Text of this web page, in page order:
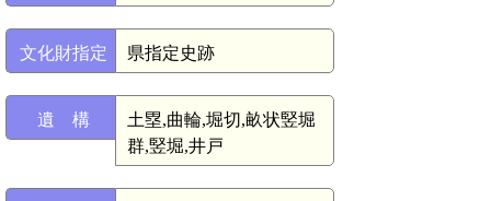
文化財指定 県指定史跡
遺 構
土塁,曲輪,堀切,畝状竪堀
群,竪堀,井戸